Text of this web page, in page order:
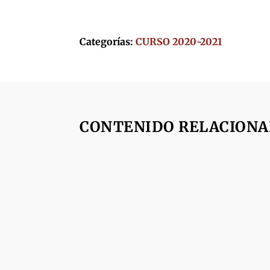
Categorías: CURSO 2020-2021
CONTENIDO